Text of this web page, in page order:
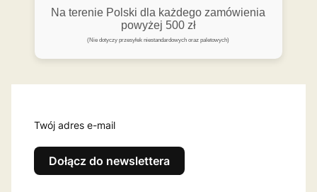
Na terenie Polski dla każdego zamówienia
powyżej 500 zł
(Nie dotyczy przesyłek niestandardowych oraz paletowych)
Twój adres e-mail
Dołącz do newslettera